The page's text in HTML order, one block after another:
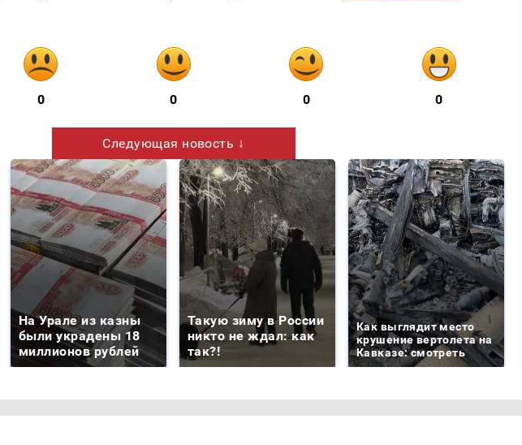
0 0 0 0
Следующая новость ↓
На Урале из казны
были украдены 18
миллионов рублей
Такую зиму в России
никто не ждал: как
так?!
Как выглядит место
крушение вертолета на
Кавказе: смотреть